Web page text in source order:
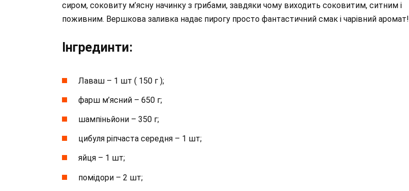
сиром, соковиту м’ясну начинку з грибами, завдяки чому виходить соковитим, ситним і
поживним. Вершкова заливка надає пирогу просто фантастичний смак і чарівний аромат!
Інгрединти:
Лаваш – 1 шт ( 150 г );
фарш м’ясний – 650 г;
шампіньйони – 350 г;
цибуля ріпчаста середня – 1 шт;
яйця – 1 шт;
помідори – 2 шт;